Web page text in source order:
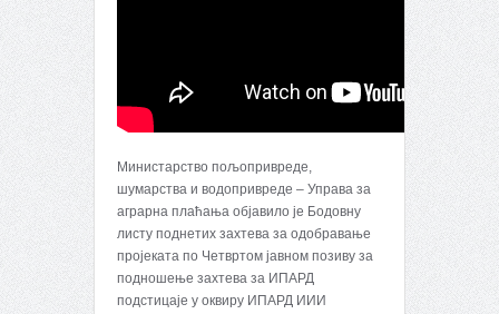
Министарство пољопривреде,
шумарства и водопривреде – Управа за
аграрна плаћања објавило је Бодовну
листу поднетих захтева за одобравање
пројеката по Четвртом јавном позиву за
подношење захтева за ИПАРД
подстицаје у оквиру ИПАРД ИИИ